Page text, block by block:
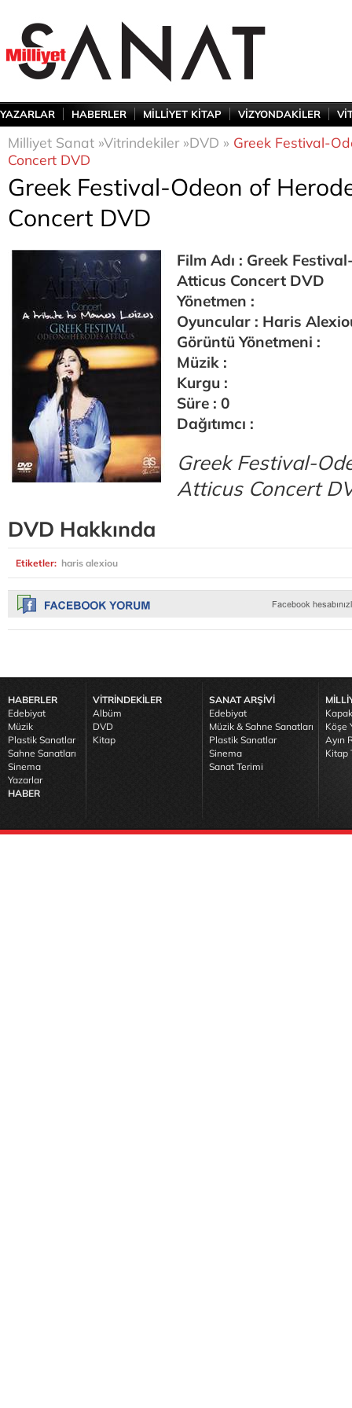
YAZARLAR HABERLER MİLLİYET KİTAP VİZYONDAKİLER
Milliyet Sanat »Vitrindekiler »DVD » Greek Festival-
Concert DVD
Greek Festival-Odeon of
Concert DVD
Film Adı : Greek
Atticus Concert DVD
Yönetmen :
Oyuncular : Haris
Görüntü Yönetmeni :
Müzik :
Kurgu :
Süre : 0
Dağıtımcı :
Greek Festival-
Atticus Concert
DVD Hakkında
Etiketler: haris alexiou
HABERLER
Edebiyat
Müzik
Plastik Sanatlar
Sahne Sanatları
Sinema
Yazarlar
HABER
VİTRİNDEKİLER
Albüm
DVD
Kitap
SANAT ARŞİVİ
Edebiyat
Müzik & Sahne Sanatları
Plastik Sanatlar
Sinema
Sanat Terimi
Köşe
Ayın
Kitap